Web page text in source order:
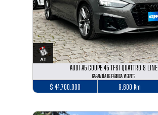
AUDI A5 COUPE 45 TFSI QUATTRO S LINE
GARANTÍA DE FÁBRICA VIGENTE
$ 44.700.000 9.600 Km